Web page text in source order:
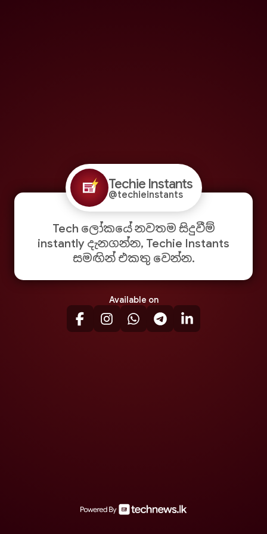
Techie Instants
@techieinstants
Tech ලෝකයේ නවතම සිදුවීම්
instantly දැනගන්න, Techie Instants
සමඟින් එකතු වෙන්න.
Available on